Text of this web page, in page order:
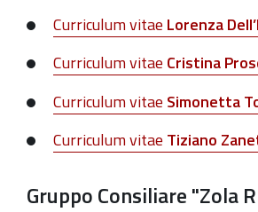
Curriculum vitae Lorenza
Curriculum vitae Cristina
Curriculum vitae Simonetta
Curriculum vitae Tiziano
Gruppo Consiliare "Zola